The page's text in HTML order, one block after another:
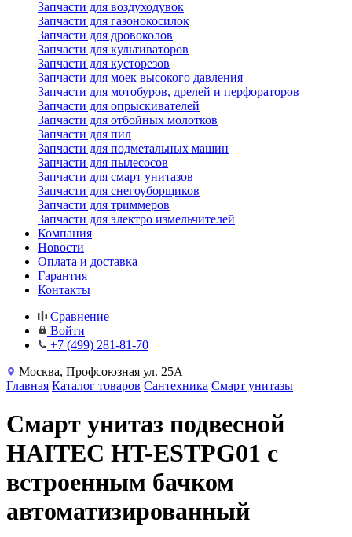
Запчасти для воздуходувок
Запчасти для газонокосилок
Запчасти для дровоколов
Запчасти для культиваторов
Запчасти для кусторезов
Запчасти для моек высокого давления
Запчасти для мотобуров, дрелей и перфораторов
Запчасти для опрыскивателей
Запчасти для отбойных молотков
Запчасти для пил
Запчасти для подметальных машин
Запчасти для пылесосов
Запчасти для смарт унитазов
Запчасти для снегоуборщиков
Запчасти для триммеров
Запчасти для электро измельчителей
Компания
Новости
Оплата и доставка
Гарантия
Контакты
Сравнение
Войти
+7 (499) 281-81-70
Москва, Профсоюзная ул. 25А
Главная Каталог товаров Сантехника Смарт унитазы
Смарт унитаз подвесной
HAITEC HT-ESTPG01 с
встроенным бачком
автоматизированный